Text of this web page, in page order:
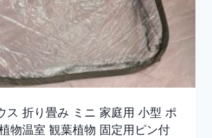
ス 折り畳み ミニ 家庭用 小型 ポ
物温室 観葉植物 固定用ピン付